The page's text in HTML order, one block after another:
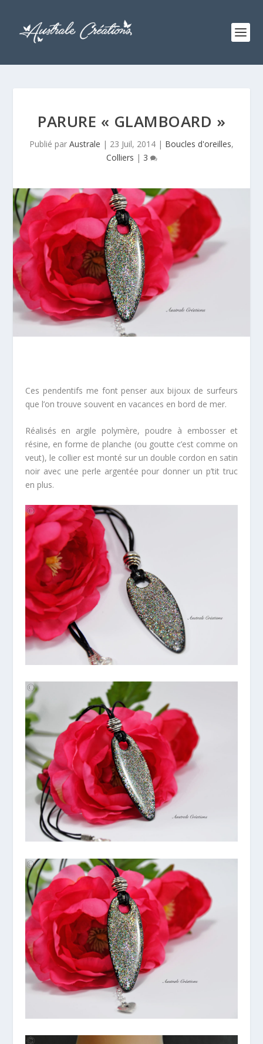
PARURE « GLAMBOARD »
Publié par Australe | 23 Juil, 2014 | Boucles d'oreilles,
Colliers | 3
Ces pendentifs me font penser aux bijoux de surfeurs
que l’on trouve souvent en vacances en bord de mer.
Réalisés en argile polymère, poudre à embosser et
résine, en forme de planche (ou goutte c’est comme on
veut), le collier est monté sur un double cordon en satin
noir avec une perle argentée pour donner un p’tit truc
en plus.